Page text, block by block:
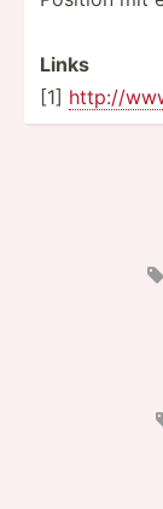
Links
[1] http:/­/